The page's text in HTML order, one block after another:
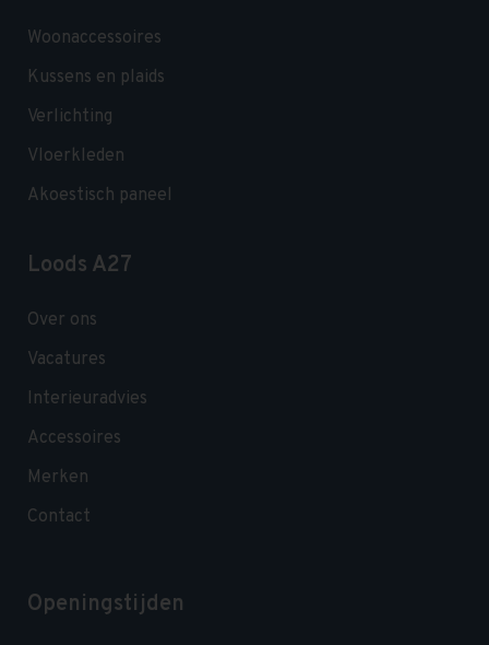
Woonaccessoires
Kussens en plaids
Verlichting
Vloerkleden
Akoestisch paneel
Loods A27
Over ons
Vacatures
Interieuradvies
Accessoires
Merken
Contact
Openingstijden